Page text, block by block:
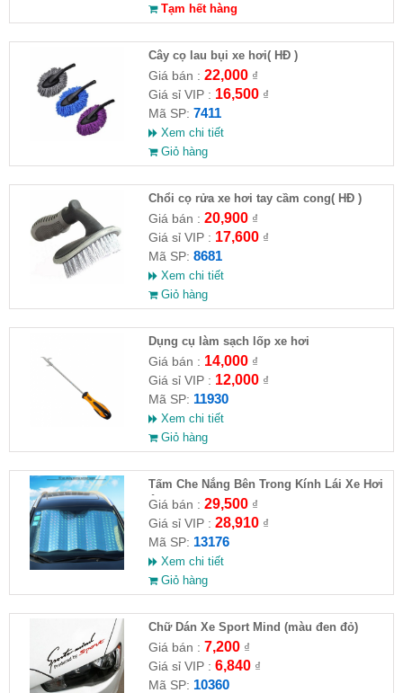
Tạm hết hàng
Cây cọ lau bụi xe hơi( HĐ )
Giá bán : 22,000₫
Giá sỉ VIP : 16,500₫
Mã SP: 7411
Xem chi tiết
Giỏ hàng
Chổi cọ rửa xe hơi tay cầm cong( HĐ )
Giá bán : 20,900₫
Giá sỉ VIP : 17,600₫
Mã SP: 8681
Xem chi tiết
Giỏ hàng
Dụng cụ làm sạch lốp xe hơi
Giá bán : 14,000₫
Giá sỉ VIP : 12,000₫
Mã SP: 11930
Xem chi tiết
Giỏ hàng
Tấm Che Nắng Bên Trong Kính Lái Xe Hơi
Ô Tô Có Phản Quang
Giá bán : 29,500₫
Giá sỉ VIP : 28,910₫
Mã SP: 13176
Xem chi tiết
Giỏ hàng
Chữ Dán Xe Sport Mind (màu đen đỏ)
Giá bán : 7,200₫
Giá sỉ VIP : 6,840₫
Mã SP: 10360